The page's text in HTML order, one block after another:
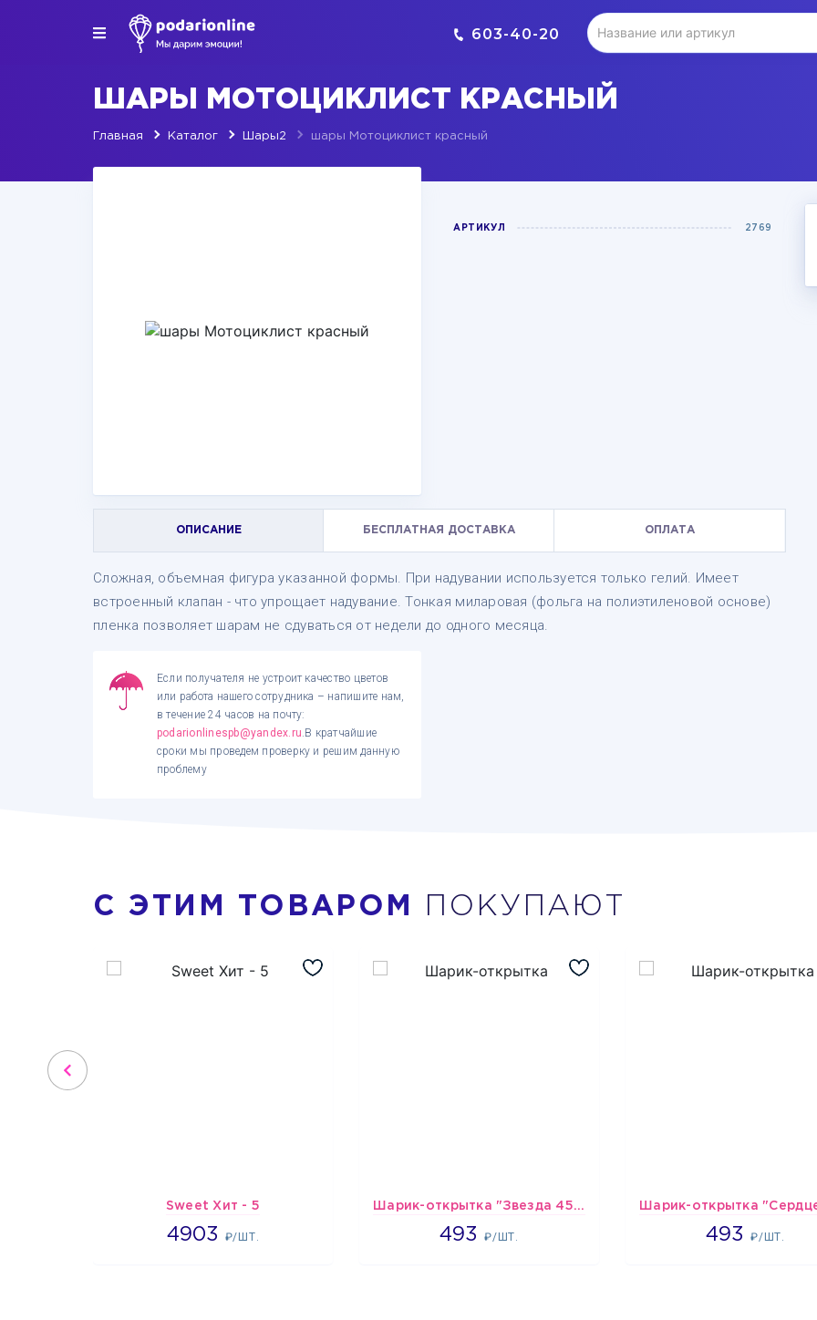
603-40-20
ШАРЫ МОТОЦИКЛИСТ КРАСНЫЙ
Главная Каталог Шары2 шары Мотоциклист красный
АРТИКУЛ 2769
ОПИСАНИЕ БЕСПЛАТНАЯ ДОСТАВКА ОПЛАТА
Сложная, объемная фигура указанной формы. При надувании используется только гелий. Имеет
встроенный клапан - что упрощает надувание. Тонкая миларовая (фольга на полиэтиленовой основе)
пленка позволяет шарам не сдуваться от недели до одного месяца.
Если получателя не устроит качество цветов
или работа нашего сотрудника – напишите нам,
в течение 24 часов на почту:
podarionlinespb@yandex.ru.В кратчайшие
сроки мы проведем проверку и решим данную
проблему
С ЭТИМ ТОВАРОМ ПОКУПАЮТ
Sweet Хит - 5
4903 ₽/ШТ.
4903 Шарик-открытка "Звезда 45 см" №1
493₽/ШТ.
493
493₽/ШТ.
493